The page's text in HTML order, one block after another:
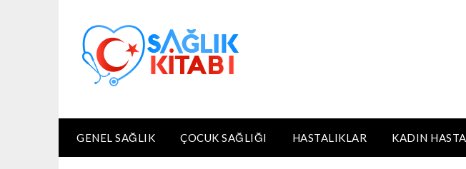
GENEL SAĞLIK ÇOCUK SAĞLIĞI HASTALIKLAR KADIN